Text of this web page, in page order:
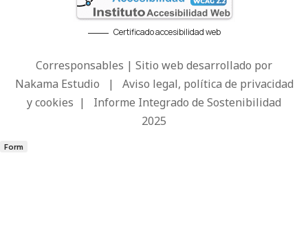
Certificado accesibilidad web
Corresponsables | Sitio web desarrollado por
Nakama Estudio | Aviso legal, política de privacidad
y cookies | Informe Integrado de Sostenibilidad
2025
Form